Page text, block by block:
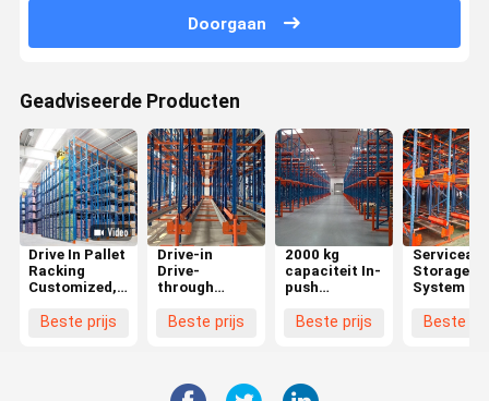
Doorgaan
Geadviseerde Producten
Drive In Pallet
Racking
Customized,
Drive In Rack
Beste prijs
Drive-in
Drive-
through
opslag met
Beste prijs
2000 kg
capaciteit In-
push
voor
Beste prijs
Storage
System
het rek
Beste